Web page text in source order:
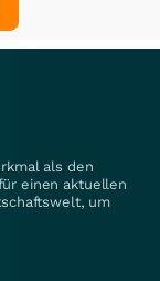
als den
einen aktuellen
um